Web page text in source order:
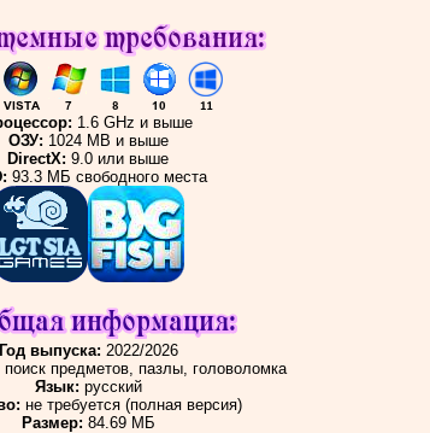
1.6 GHz и выше
ОЗУ: 1024 MB и выше
DirectX: 9.0 или выше
93.3 МБ свободного места
Год выпуска: 2022/2026
предметов, пазлы, головоломка
Язык: русский
не требуется (полная версия)
Размер: 84.69 МБ